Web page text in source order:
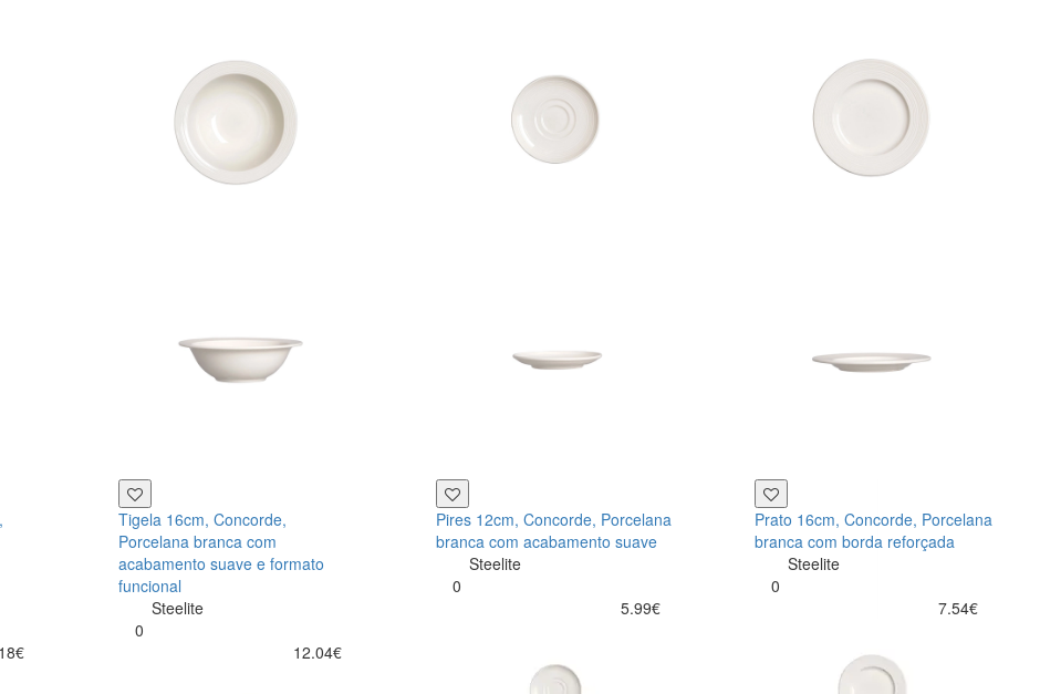
Tigela 16cm, Concorde,
Porcelana branca com
acabamento suave e formato
funcional
Steelite
0
12.04€
Pires 12cm, Concorde, Porcelana
branca com acabamento suave
Steelite
0
5.99€
Prato 16cm, Concorde, Porcelana
branca com borda reforçada
Steelite
0
7.54€